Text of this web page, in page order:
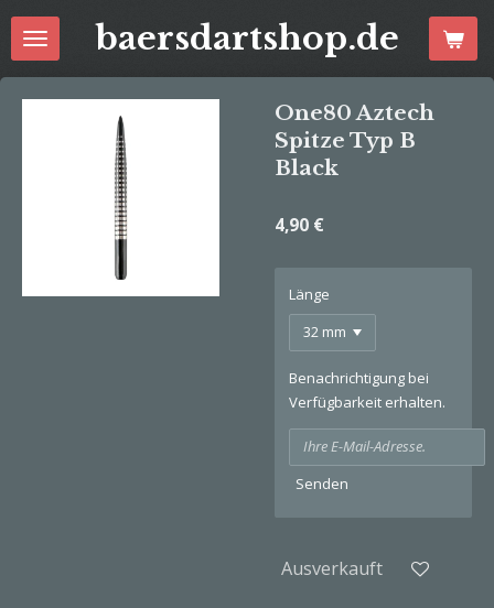
Zum
Hauptinhalt
baersdartshop.de
One80 Aztech
Spitze Typ B
Black
4,90 €
Länge
Benachrichtigung bei
Verfügbarkeit erhalten.
Senden
Ausverkauft